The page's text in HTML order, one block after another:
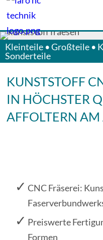
Kleinteile • Großteile •
Sonderteile
KUNSTSTOFF
IN HÖCHSTER
AFFOLTERN AM
CNC Fräserei:
Preiswerte
Formen